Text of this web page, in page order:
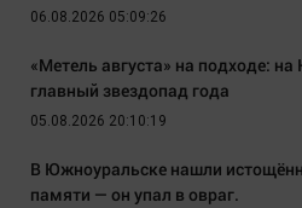
06.08.2026 05:09:26
«Метель августа» на подходе:
главный звездопад года
05.08.2026 20:10:19
В Южноуральске нашли
памяти — он упал в овраг.